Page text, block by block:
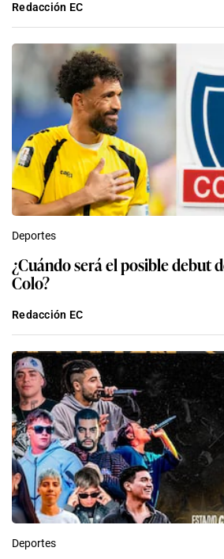
Redacción EC
Deportes
¿Cuándo será el posible debut
Colo?
Redacción EC
Deportes